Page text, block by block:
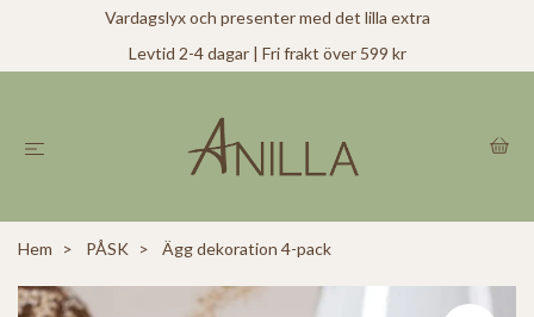
Vardagslyx och presenter med det lilla extra
Levtid 2-4 dagar | Fri frakt över 599 kr
Hem PÅSK Ägg dekoration 4-pack